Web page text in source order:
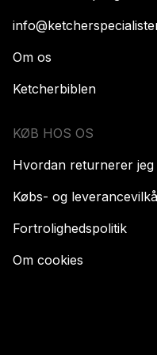
Om os
Ketcherbiblen
KØB HOS OS
Hvordan returnerer jeg
Købs- og
Fortrolighedspolitik
Om cookies